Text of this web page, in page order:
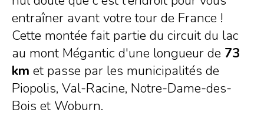
entraîner avant votre tour de France !
Cette montée fait partie du circuit du lac
au mont Mégantic d'une longueur de 73
km et passe par les municipalités de
Piopolis, Val-Racine, Notre-Dame-des-
Bois et Woburn.